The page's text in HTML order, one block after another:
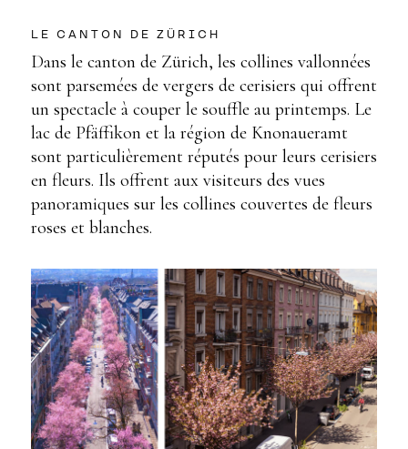
LE CANTON DE ZÜRICH
Dans le canton de Zürich, les collines vallonnées
sont parsemées de vergers de cerisiers qui offrent
un spectacle à couper le souffle au printemps. Le
lac de Pfäffikon et la région de Knonaueramt
sont particulièrement réputés pour leurs cerisiers
en fleurs. Ils offrent aux visiteurs des vues
panoramiques sur les collines couvertes de fleurs
roses et blanches.